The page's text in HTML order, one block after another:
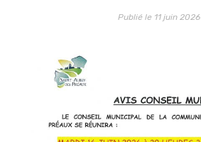
Publié le 11 juin 2026